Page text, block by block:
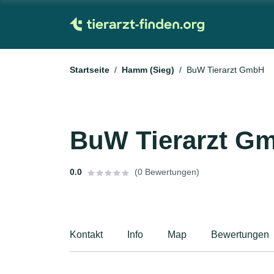
Startseite Hamm (Sieg) BuW Tierarzt GmbH
BuW Tierarzt
0.0 (0 Bewertungen)
Kontakt Info Map Bewertungen